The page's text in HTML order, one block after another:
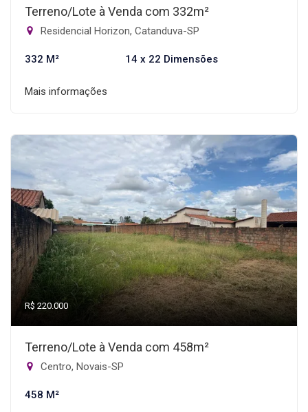
Terreno/Lote à Venda com 332m²
Residencial Horizon, Catanduva-SP
332 M² 14 x 22 Dimensões
Mais informações
R$ 220.000
Terreno/Lote à Venda com 458m²
Centro, Novais-SP
458 M²